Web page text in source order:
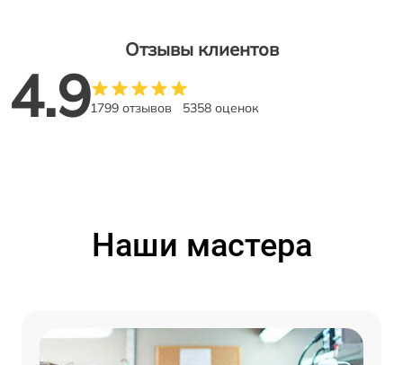
Отзывы клиентов
4.91799 отзывов 5358 оценок
Наши мастера